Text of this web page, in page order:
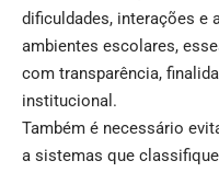
dificuldades, interações e
ambientes escolares,
com transparência,
institucional.
Também é necessário
a sistemas que